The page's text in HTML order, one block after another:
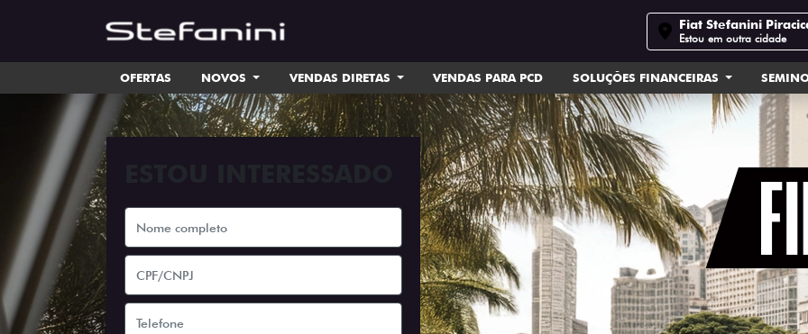
Fiat Stefanini
Estou em outra cidade
OFERTAS NOVOS VENDAS DIRETAS VENDAS PARA PCD SOLUÇÕES FINANCEIRAS